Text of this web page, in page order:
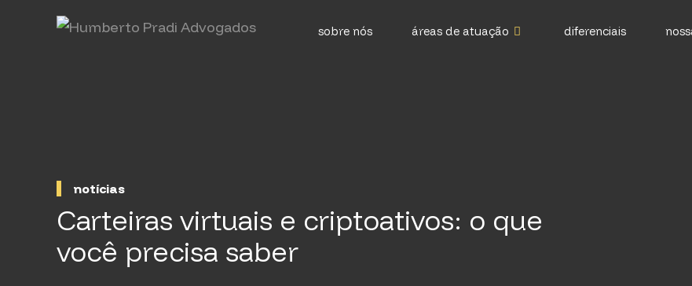
sobre nós áreas de atuação diferenciais
notícias
Carteiras virtuais e criptoativos: o que
você precisa saber